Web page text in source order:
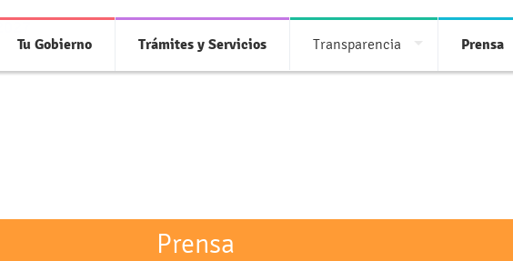
Tu Gobierno Trámites y Servicios Transparencia Prensa
Prensa